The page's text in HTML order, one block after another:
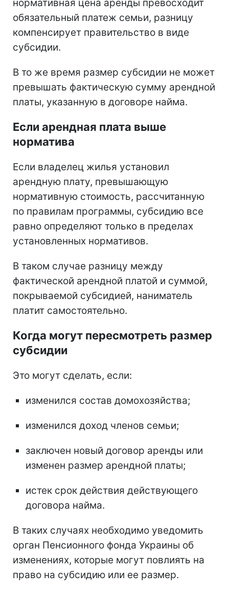
нормативная цена аренды превосходит
обязательный платеж семьи, разницу
компенсирует правительство в виде
субсидии.
В то же время размер субсидии не может
превышать фактическую сумму арендной
платы, указанную в договоре найма.
Если арендная плата выше
норматива
Если владелец жилья установил
арендную плату, превышающую
нормативную стоимость, рассчитанную
по правилам программы, субсидию все
равно определяют только в пределах
установленных нормативов.
В таком случае разницу между
фактической арендной платой и суммой,
покрываемой субсидией, наниматель
платит самостоятельно.
Когда могут пересмотреть размер
субсидии
Это могут сделать, если:
изменился состав домохозяйства;
изменился доход членов семьи;
заключен новый договор аренды или
изменен размер арендной платы;
истек срок действия действующего
договора найма.
В таких случаях необходимо уведомить
орган Пенсионного фонда Украины об
изменениях, которые могут повлиять на
право на субсидию или ее размер.